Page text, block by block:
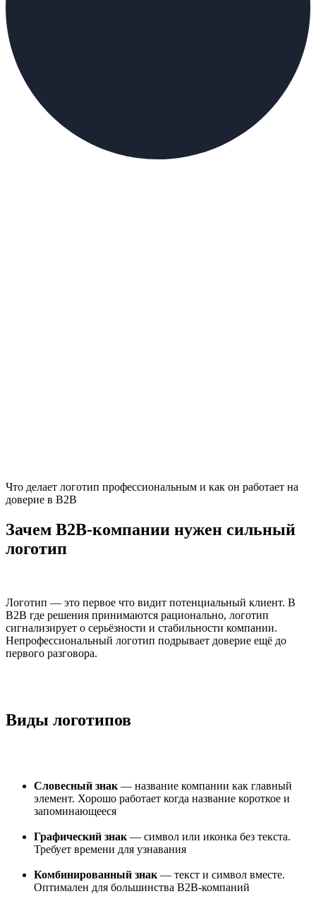
Что делает логотип профессиональным и как он работает на
доверие в B2B
Зачем B2B-компании нужен сильный
логотип
Логотип — это первое что видит потенциальный клиент. В
B2B где решения принимаются рационально, логотип
сигнализирует о серьёзности и стабильности компании.
Непрофессиональный логотип подрывает доверие ещё до
первого разговора.
Виды логотипов
Словесный знак— название компании как главный
элемент. Хорошо работает когда название короткое и
запоминающееся
Графический знак— символ или иконка без текста.
Требует времени для узнавания
Комбинированный знак— текст и символ вместе.
Оптимален для большинства B2B-компаний